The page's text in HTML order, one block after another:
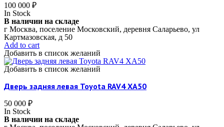
100 000 ₽
In Stock
В наличии на складе
г Москва, поселение Московский, деревня Саларьево, ул
Картмазовская, д 50
Add to cart
Добавить в список желаний
Добавить в список желаний
Дверь задняя левая Toyota RAV4 XA50
50 000 ₽
In Stock
В наличии на складе